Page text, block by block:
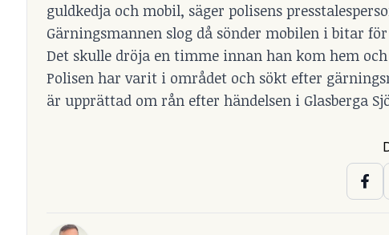
guldkedja och mobil, säger polisens
Gärningsmannen slog då sönder mobilen i bitar
Det skulle dröja en timme innan han kom hem
Polisen har varit i området och sökt efter
är upprättad om rån efter händelsen i Glasberga